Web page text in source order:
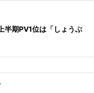
期PV1位は「しょうぶ